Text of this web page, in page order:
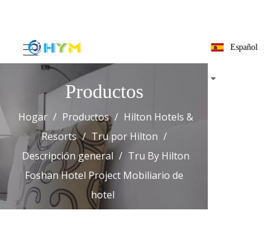
Español
Productos
Hogar / Productos / Hilton Hotels &
Resorts / Tru por Hilton /
Descripción general / Tru By Hilton
Foshan Hotel Project Mobiliario de
hotel